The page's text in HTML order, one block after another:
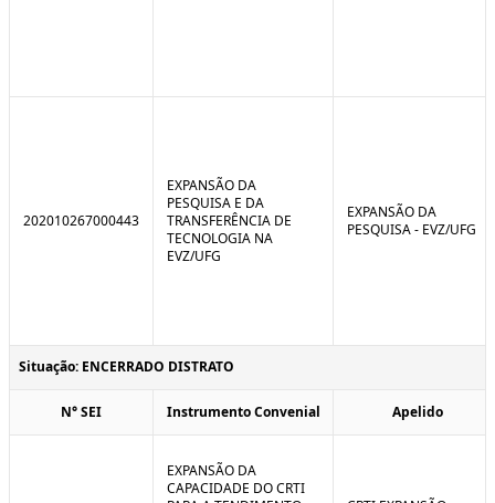
202010267000443
EXPANSÃO DA
PESQUISA E DA
TRANSFERÊNCIA DE
TECNOLOGIA NA
EVZ/UFG
EXPANSÃO DA
PESQUISA - EVZ/UFG
Situação: ENCERRADO DISTRATO
N° SEI Instrumento Convenial Apelido
EXPANSÃO DA
CAPACIDADE DO CRTI